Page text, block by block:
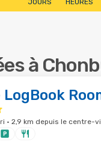
JOURS HEURES
à
LogBook
· 2,9 km depuis le centre-